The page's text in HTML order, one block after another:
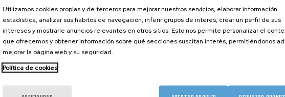
TESIS
Utilizamos cookies propias y de terceros para mejorar nuestros servicios, elaborar información
estadística, analizar sus hábitos de navegación, inferir grupos de interés, crear un perfil de sus
intereses y mostrarle anuncios relevantes en otros sitios. Esto nos permite personalizar el
que ofrecemos y obtener información sobre qué secciones suscitan interés, permitiéndonos
mejorar la página web y su seguridad.
Política de cookies